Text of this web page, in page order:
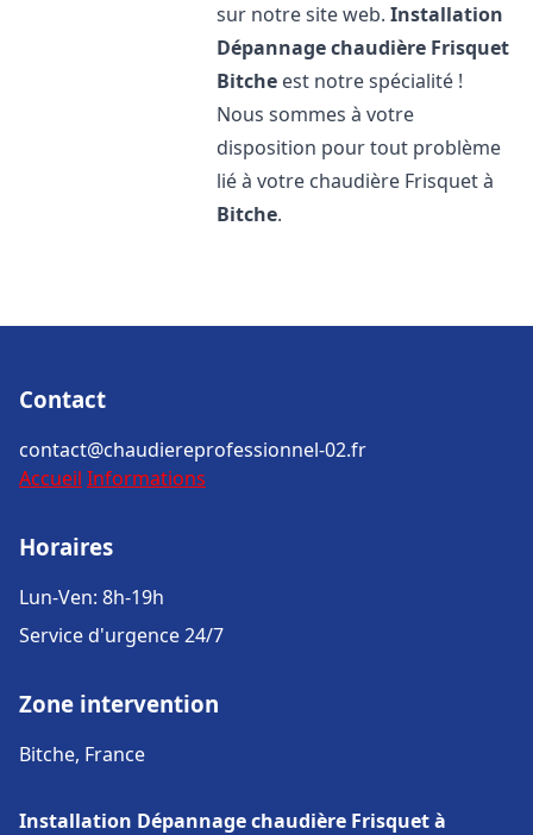
sur notre site web.Installation
Dépannage chaudière Frisquet
Bitche est notre spécialité !
Nous sommes à votre
disposition pour tout problème
lié à votre chaudière Frisquet à
Bitche.
Contact
contact@chaudiereprofessionnel-02.fr
Accueil Informations
Horaires
Lun-Ven: 8h-19h
Service d'urgence 24/7
Zone intervention
Bitche, France
Installation Dépannage chaudière Frisquet à